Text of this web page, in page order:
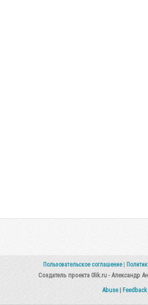
Пользовательское соглашение
Создатель проекта 0lik.ru - Александр
Abuse| Feedback